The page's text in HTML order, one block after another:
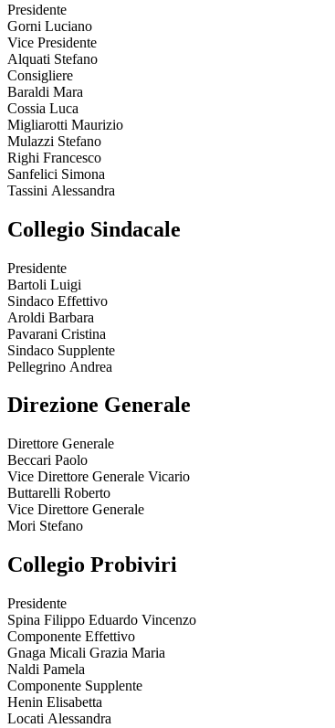
Presidente
Gorni Luciano
Vice Presidente
Alquati Stefano
Consigliere
Baraldi Mara
Cossia Luca
Migliarotti Maurizio
Mulazzi Stefano
Righi Francesco
Sanfelici Simona
Tassini Alessandra
Collegio Sindacale
Presidente
Bartoli Luigi
Sindaco Effettivo
Aroldi Barbara
Pavarani Cristina
Sindaco Supplente
Pellegrino Andrea
Direzione Generale
Direttore Generale
Beccari Paolo
Vice Direttore Generale Vicario
Buttarelli Roberto
Vice Direttore Generale
Mori Stefano
Collegio Probiviri
Presidente
Spina Filippo Eduardo Vincenzo
Componente Effettivo
Gnaga Micali Grazia Maria
Naldi Pamela
Componente Supplente
Henin Elisabetta
Locati Alessandra